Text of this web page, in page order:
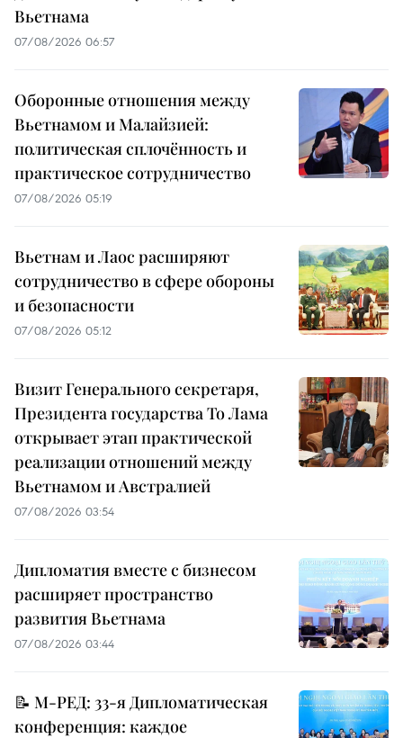
Вьетнама
07/08/2026 06:57
Оборонные отношения между
Вьетнамом и Малайзией:
политическая сплочённость и
практическое сотрудничество
07/08/2026 05:19
Вьетнам и Лаос расширяют
сотрудничество в сфере обороны
и безопасности
07/08/2026 05:12
Визит Генерального секретаря,
Президента государства То Лама
открывает этап практической
реализации отношений между
Вьетнамом и Австралией
07/08/2026 03:54
Дипломатия вместе с бизнесом
расширяет пространство
развития Вьетнама
07/08/2026 03:44
📝 М-РЕД: 33-я Дипломатическая
конференция: каждое